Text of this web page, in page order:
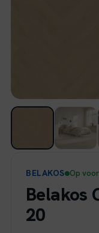
BELAKOS Op
Belakos
20